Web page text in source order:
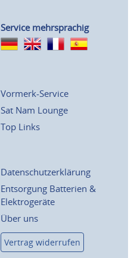
Service mehrsprachig
Vormerk-Service
Sat Nam Lounge
Top Links
Datenschutzerklärung
Entsorgung Batterien &
Elektrogeräte
Über uns
Vertrag widerrufen